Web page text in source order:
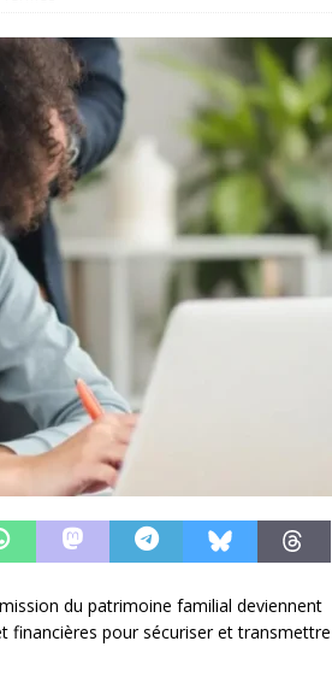
du patrimoine familial deviennent
financières pour sécuriser et transmettre